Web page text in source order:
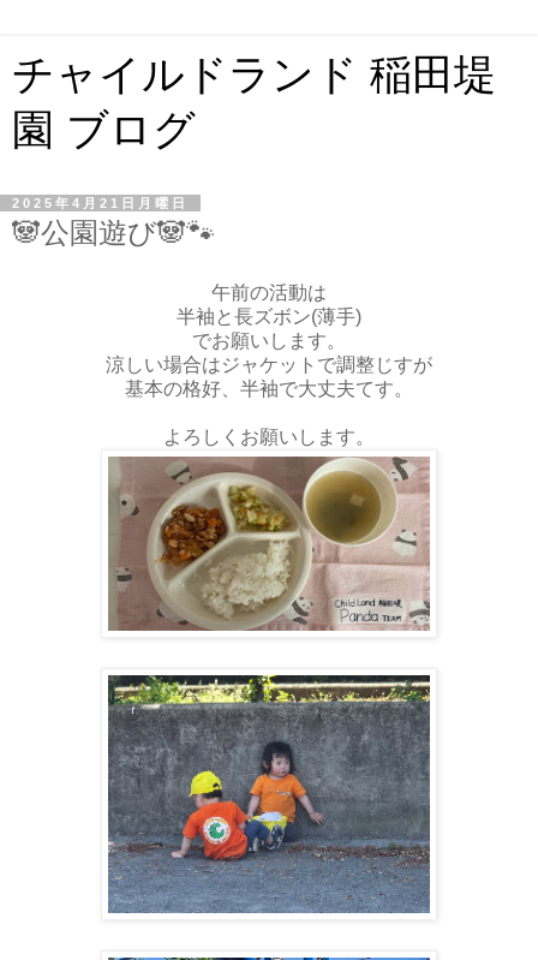
チャイルドランド 稲田堤
園 ブログ
2025年4月21日月曜日
🐼公園遊び🐼🐾
午前の活動は
半袖と長ズボン(薄手)
でお願いします。
涼しい場合はジャケットで調整じすが
基本の格好、半袖で大丈夫てす。
よろしくお願いします。